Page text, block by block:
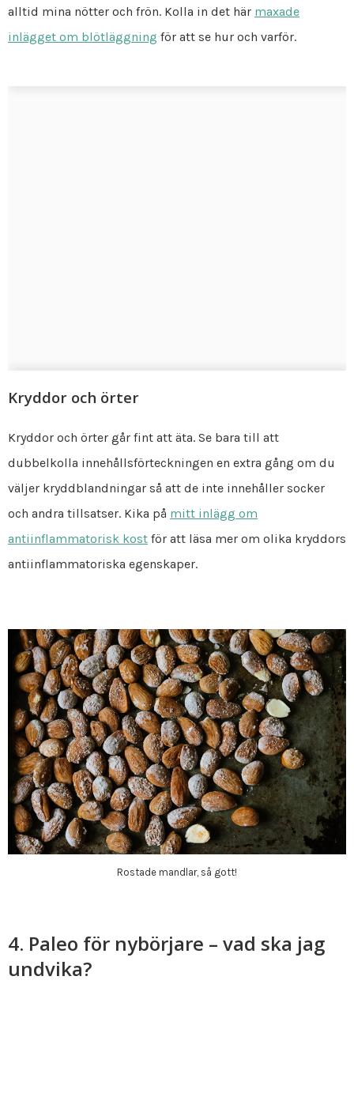
alltid mina nötter och frön. Kolla in det här maxade
inlägget om blötläggning för att se hur och varför.
Kryddor och örter
Kryddor och örter går fint att äta. Se bara till att
dubbelkolla innehållsförteckningen en extra gång om du
väljer kryddblandningar så att de inte innehåller socker
och andra tillsatser. Kika på mitt inlägg om
antiinflammatorisk kost för att läsa mer om olika kryddors
antiinflammatoriska egenskaper.
Rostade mandlar, så gott!
4. Paleo för nybörjare – vad ska jag
undvika?